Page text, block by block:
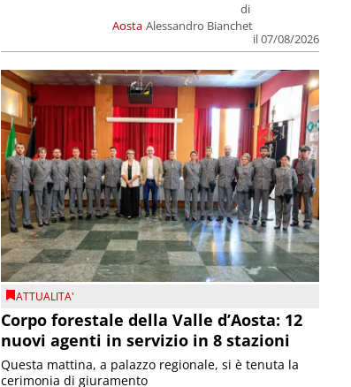
Aosta
di
Alessandro Bianchet
il 07/08/2026
ATTUALITA'
Corpo forestale della Valle d’Aosta: 12
nuovi agenti in servizio in 8 stazioni
Questa mattina, a palazzo regionale, si è tenuta la
cerimonia di giuramento